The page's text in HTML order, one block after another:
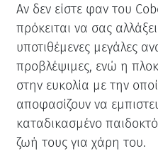
Αν δεν είστε φαν του
πρόκειται να σας
υποτιθέμενες μεγάλες
προβλέψιμες, ενώ η
στην ευκολία με την
αποφασίζουν να
καταδικασμένο
ζωή τους για χάρη του.